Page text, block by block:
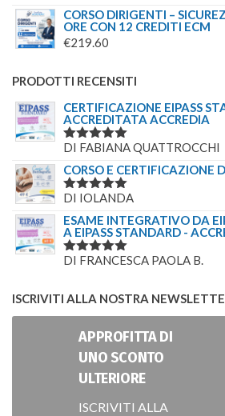
CORSO DIRIGENTI –
ORE CON 12 CREDITI ECM
€219.60
PRODOTTI RECENSITI
CERTIFICAZIONE EIPASS
ACCREDITATA ACCREDIA
VALUTATO
DI FABIANA QUATTROCCHI
CORSO E CERTIFICAZIONE
VALUTATO
DI IOLANDA
ESAME INTEGRATIVO DA
A EIPASS STANDARD -
VALUTATO
DI FRANCESCA PAOLA B.
ISCRIVITI ALLA NOSTRA
APPROFITTA DI
UNO SCONTO
ULTERIORE
ISCRIVITI ALLA